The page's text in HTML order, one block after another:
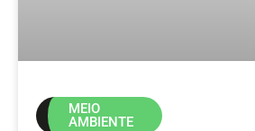
MEIO
AMBIENTE